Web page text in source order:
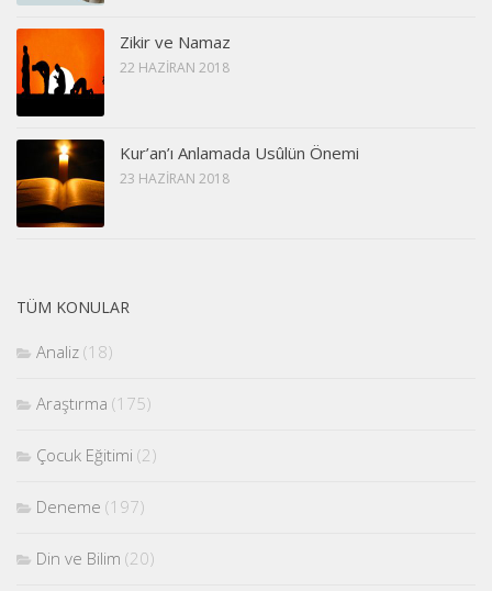
Zikir ve Namaz
22 HAZIRAN 2018
Kur’an’ı Anlamada Usûlün Önemi
23 HAZIRAN 2018
TÜM KONULAR
Analiz (18)
Araştırma (175)
Çocuk Eğitimi (2)
Deneme (197)
Din ve Bilim (20)